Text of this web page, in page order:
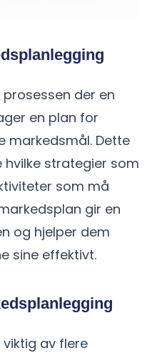
der en
en plan for
markedsmål. Dette
strategier som
som må
gir en
og hjelper dem
sine effektivt.
av flere